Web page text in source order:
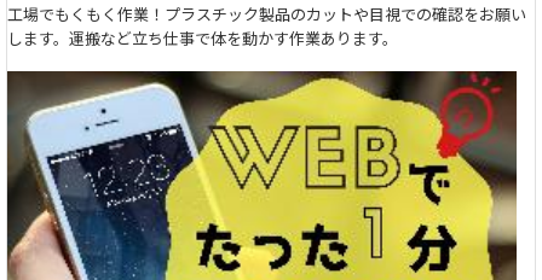
工場でもくもく作業！プラスチック製品のカットや目視での確認をお願い
します。運搬など立ち仕事で体を動かす作業あります。